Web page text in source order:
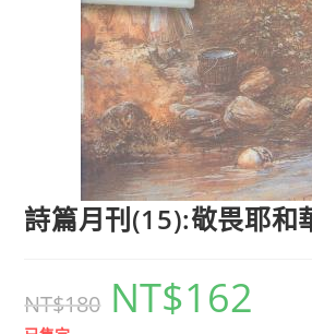
詩篇月刊(15):敬畏耶和
NT$180 NT$162